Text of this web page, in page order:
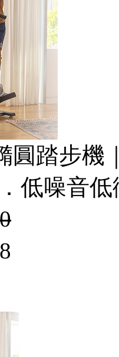
圓踏步機
低噪音